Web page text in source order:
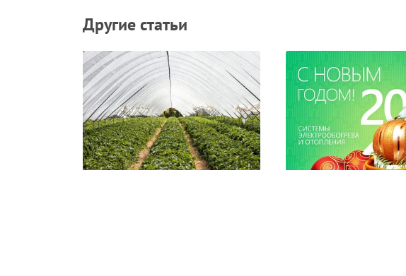
Другие статьи